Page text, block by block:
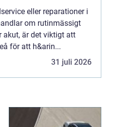
eller reparationer i
om rutinmässigt
akut, är det viktigt att
för att h&arin...
31 juli 2026